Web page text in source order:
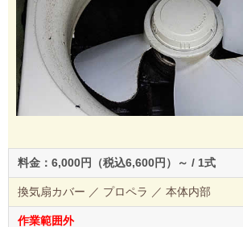
料金：6,000円（税込6,600円）～ / 1式
換気扇カバー ／ プロペラ ／ 本体内部
作業範囲外